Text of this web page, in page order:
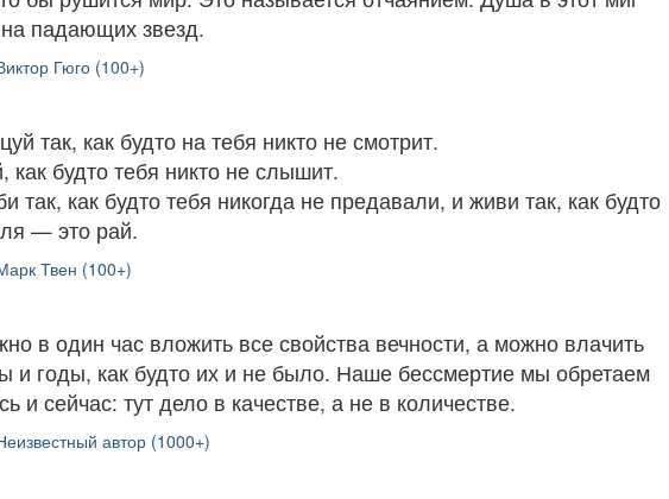
падающих звезд.
Гюго (100+)
так, как будто на тебя никто не смотрит.
как будто тебя никто не слышит.
так, как будто тебя никогда не предавали, и живи так, как будто
— это рай.
Твен (100+)
в один час вложить все свойства вечности, а можно влачить
и годы, как будто их и не было. Наше бессмертие мы обретаем
и сейчас: тут дело в качестве, а не в количестве.
автор (1000+)